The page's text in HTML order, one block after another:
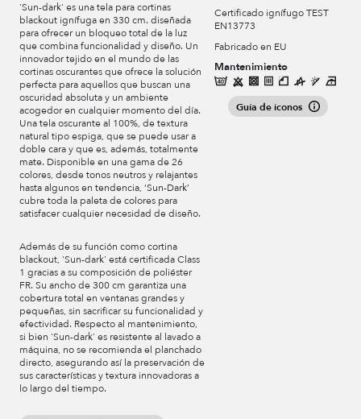
'Sun-dark' es una tela para cortinas
blackout ignífuga en 330 cm. diseñada
para ofrecer un bloqueo total de la luz
que combina funcionalidad y diseño. Un
innovador tejido en el mundo de las
cortinas oscurantes que ofrece la solución
perfecta para aquellos que buscan una
oscuridad absoluta y un ambiente
acogedor en cualquier momento del día.
Una tela oscurante al 100%, de textura
natural tipo espiga, que se puede usar a
doble cara y que es, además, totalmente
mate. Disponible en una gama de 26
colores, desde tonos neutros y relajantes
hasta algunos en tendencia, ‘Sun-Dark’
cubre toda la paleta de colores para
satisfacer cualquier necesidad de diseño.
Además de su función como cortina
blackout, 'Sun-dark' está certificada Class
1 gracias a su composición de poliéster
FR. Su ancho de 300 cm garantiza una
cobertura total en ventanas grandes y
pequeñas, sin sacrificar su funcionalidad y
efectividad. Respecto al mantenimiento,
si bien 'Sun-dark' es resistente al lavado a
máquina, no se recomienda el planchado
directo, asegurando así la preservación de
sus características y textura innovadoras a
lo largo del tiempo.
Certificado ignífugo TEST
EN13773
Fabricado en EU
Mantenimiento
Guía de iconos